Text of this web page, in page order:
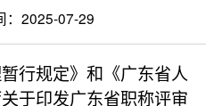
：2025-07-29
行规定》和《广东省人
于印发广东省职称评审